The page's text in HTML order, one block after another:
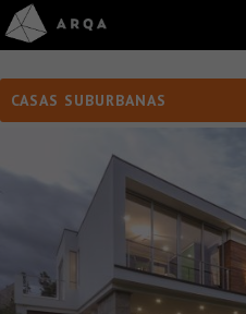
CASAS SUBURBANAS